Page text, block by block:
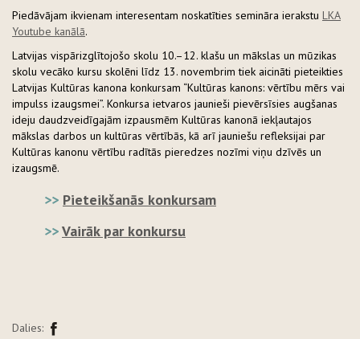
Piedāvājam ikvienam interesentam noskatīties semināra ierakstu LKA
Youtube kanālā.
Latvijas vispārizglītojošo skolu 10.–12. klašu un mākslas un mūzikas
skolu vecāko kursu skolēni līdz 13. novembrim tiek aicināti pieteikties
Latvijas Kultūras kanona konkursam “Kultūras kanons: vērtību mērs vai
impulss izaugsmei”. Konkursa ietvaros jaunieši pievērsīsies augšanas
ideju daudzveidīgajām izpausmēm Kultūras kanonā iekļautajos
mākslas darbos un kultūras vērtībās, kā arī jauniešu refleksijai par
Kultūras kanonu vērtību radītās pieredzes nozīmi viņu dzīvēs un
izaugsmē.
>> Pieteikšanās konkursam
>>Vairāk par konkursu
Dalies: